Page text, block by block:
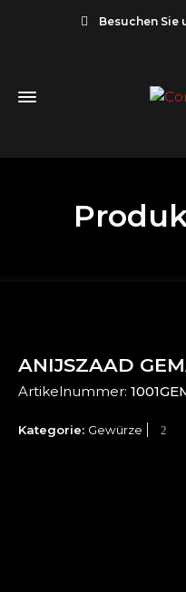
Besuchen Sie
ANIJSZAAD
Artikelnummer:
Kategorie: Gewürze